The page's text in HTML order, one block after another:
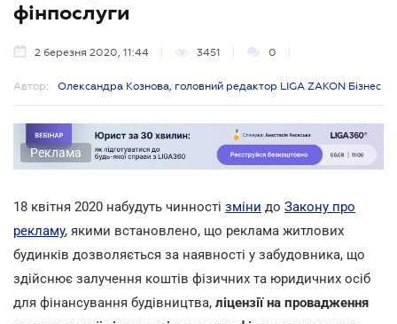
фінпослуги
2 березня 2020, 11:44 3451 0
Автор: Олександра Кознова, головний редактор LIGA ZAKON Бізнес
Реклама
18 квітня 2020 набудуть чинності зміни до Закону про
рекламу, якими встановлено, що реклама житлових
будинків дозволяється за наявності у забудовника, що
здійснює залучення коштів фізичних та юридичних осіб
для фінансування будівництва, ліцензії на провадження